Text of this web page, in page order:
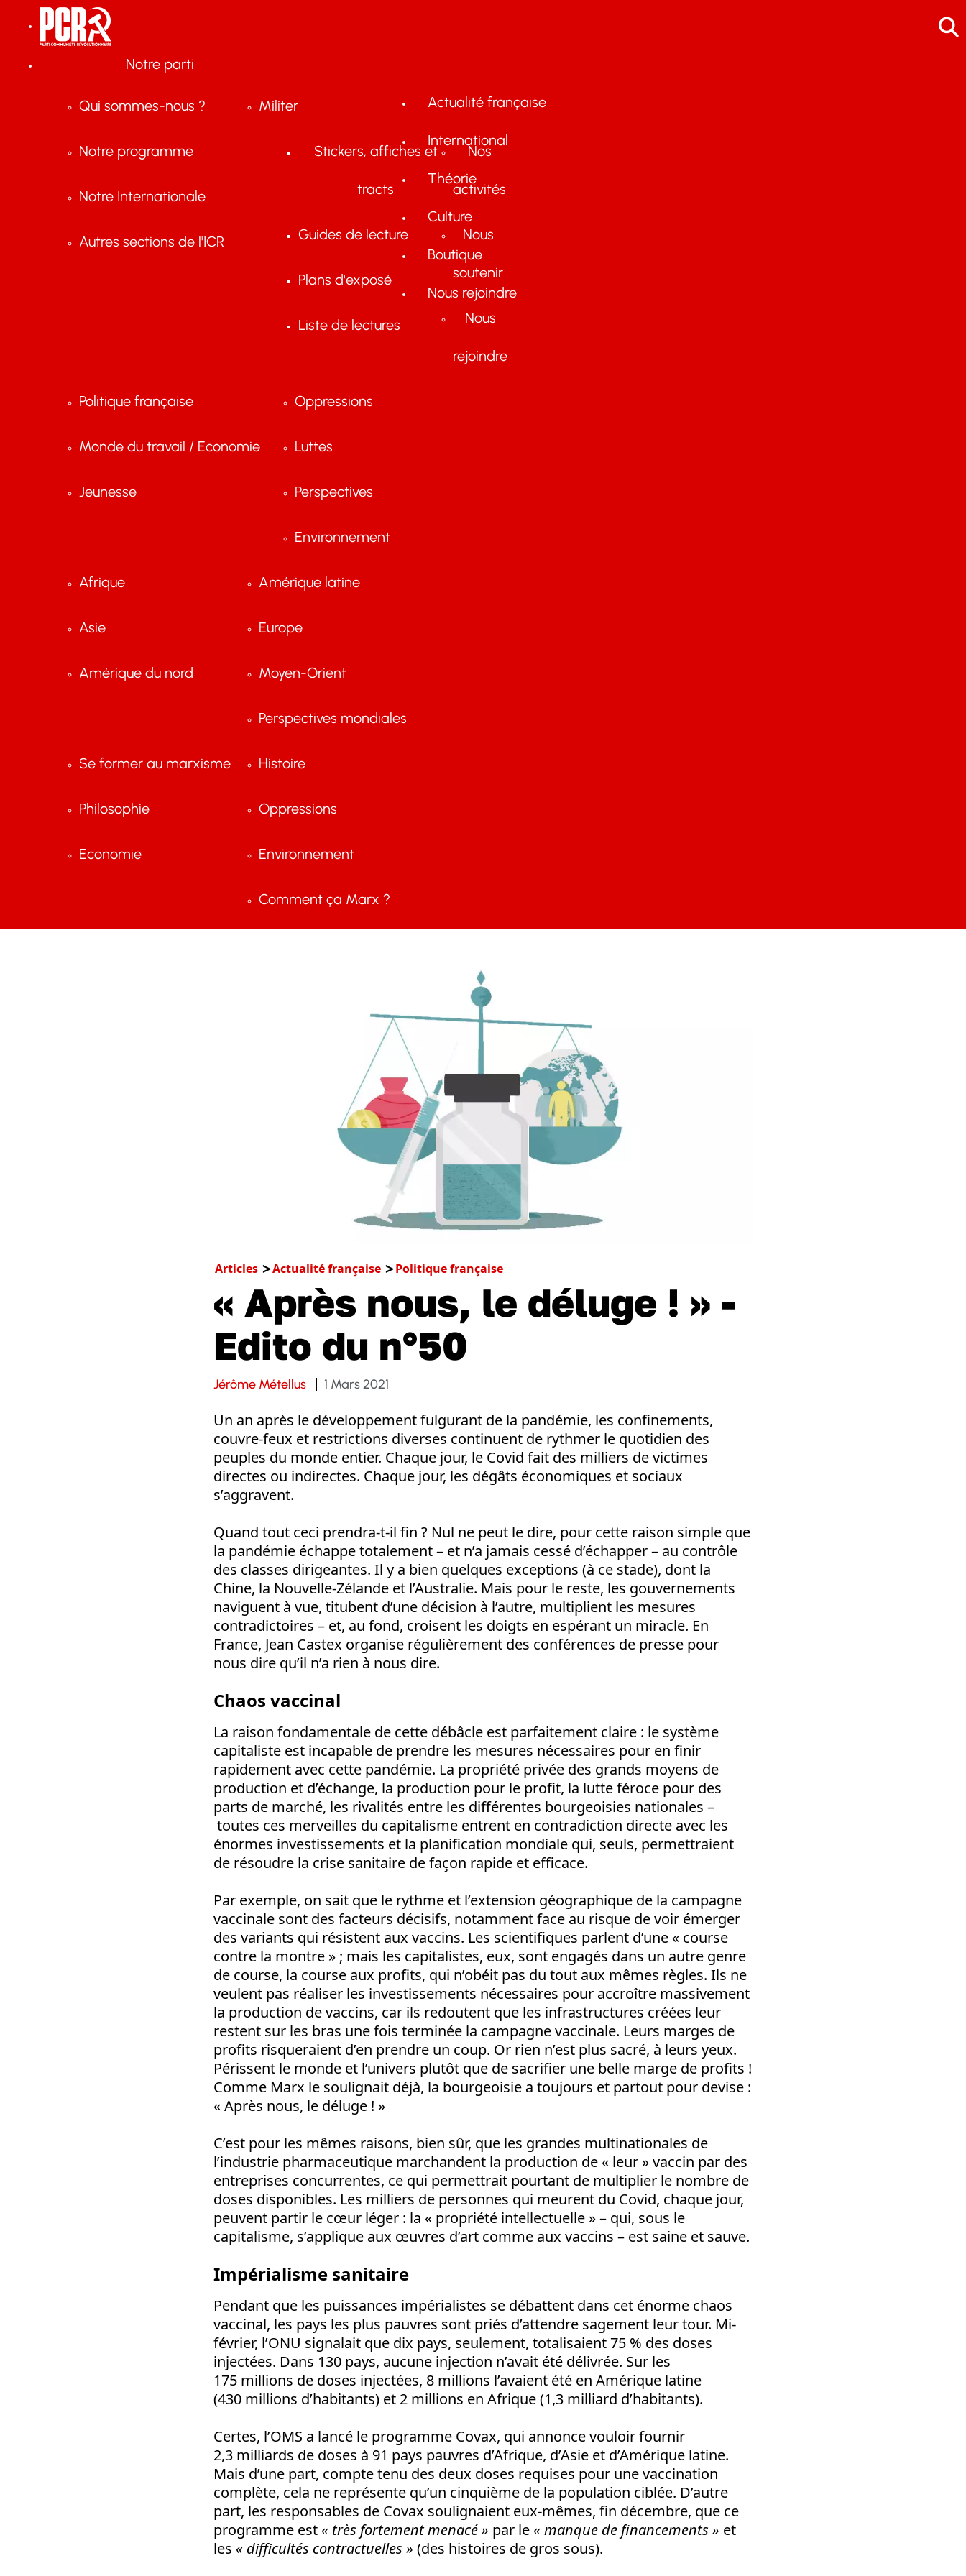
Notre parti
Qui sommes-nous ?
Notre programme
Notre Internationale
Autres sections de l'ICR
Militer
Stickers, affiches et
tracts
Guides de lecture
Plans d'exposé
Liste de lectures
Nos
activités
Nous
soutenir
Nous
rejoindre
Actualité française
Politique française
Monde du travail / Economie
Jeunesse
Oppressions
Luttes
Perspectives
Environnement
International
Afrique
Asie
Amérique du nord
Amérique latine
Europe
Moyen-Orient
Perspectives mondiales
Théorie
Se former au marxisme
Philosophie
Economie
Histoire
Oppressions
Environnement
Comment ça Marx ?
Culture
Boutique
Nous rejoindre
Articles Actualité française Politique française
« Après nous, le déluge ! » -
Edito du n°50
Jérôme Métellus 1 Mars 2021
Un an après le développement fulgurant de la pandémie, les confinements,
couvre-feux et restrictions diverses continuent de rythmer le quotidien des
peuples du monde entier. Chaque jour, le Covid fait des milliers de victimes
directes ou indirectes. Chaque jour, les dégâts économiques et sociaux
s’aggravent.
Quand tout ceci prendra-t-il fin ? Nul ne peut le dire, pour cette raison simple que
la pandémie échappe totalement – et n’a jamais cessé d’échapper – au contrôle
des classes dirigeantes. Il y a bien quelques exceptions (à ce stade), dont la
Chine, la Nouvelle-Zélande et l’Australie. Mais pour le reste, les gouvernements
naviguent à vue, titubent d’une décision à l’autre, multiplient les mesures
contradictoires – et, au fond, croisent les doigts en espérant un miracle. En
France, Jean Castex organise régulièrement des conférences de presse pour
nous dire qu’il n’a rien à nous dire.
Chaos vaccinal
La raison fondamentale de cette débâcle est parfaitement claire : le système
capitaliste est incapable de prendre les mesures nécessaires pour en finir
rapidement avec cette pandémie. La propriété privée des grands moyens de
production et d’échange, la production pour le profit, la lutte féroce pour des
parts de marché, les rivalités entre les différentes bourgeoisies nationales –
toutes ces merveilles du capitalisme entrent en contradiction directe avec les
énormes investissements et la planification mondiale qui, seuls, permettraient
de résoudre la crise sanitaire de façon rapide et efficace.
Par exemple, on sait que le rythme et l’extension géographique de la campagne
vaccinale sont des facteurs décisifs, notamment face au risque de voir émerger
des variants qui résistent aux vaccins. Les scientifiques parlent d’une « course
contre la montre » ; mais les capitalistes, eux, sont engagés dans un autre genre
de course, la course aux profits, qui n’obéit pas du tout aux mêmes règles. Ils ne
veulent pas réaliser les investissements nécessaires pour accroître massivement
la production de vaccins, car ils redoutent que les infrastructures créées leur
restent sur les bras une fois terminée la campagne vaccinale. Leurs marges de
profits risqueraient d’en prendre un coup. Or rien n’est plus sacré, à leurs yeux.
Périssent le monde et l’univers plutôt que de sacrifier une belle marge de profits !
Comme Marx le soulignait déjà, la bourgeoisie a toujours et partout pour devise :
« Après nous, le déluge ! »
C’est pour les mêmes raisons, bien sûr, que les grandes multinationales de
l’industrie pharmaceutique marchandent la production de « leur » vaccin par des
entreprises concurrentes, ce qui permettrait pourtant de multiplier le nombre de
doses disponibles. Les milliers de personnes qui meurent du Covid, chaque jour,
peuvent partir le cœur léger : la « propriété intellectuelle » – qui, sous le
capitalisme, s’applique aux œuvres d’art comme aux vaccins – est saine et sauve.
Impérialisme sanitaire
Pendant que les puissances impérialistes se débattent dans cet énorme chaos
vaccinal, les pays les plus pauvres sont priés d’attendre sagement leur tour. Mi-
février, l’ONU signalait que dix pays, seulement, totalisaient 75 % des doses
injectées. Dans 130 pays, aucune injection n’avait été délivrée. Sur les
175 millions de doses injectées, 8 millions l’avaient été en Amérique latine
(430 millions d’habitants) et 2 millions en Afrique (1,3 milliard d’habitants).
Certes, l’OMS a lancé le programme Covax, qui annonce vouloir fournir
2,3 milliards de doses à 91 pays pauvres d’Afrique, d’Asie et d’Amérique latine.
Mais d’une part, compte tenu des deux doses requises pour une vaccination
complète, cela ne représente qu’un cinquième de la population ciblée. D’autre
part, les responsables de Covax soulignaient eux-mêmes, fin décembre, que ce
programme est « très fortement menacé » par le « manque de financements » et
les « difficultés contractuelles » (des histoires de gros sous).